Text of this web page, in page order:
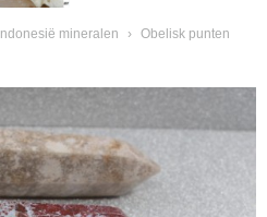
Indonesië mineralen › Obelisk punten